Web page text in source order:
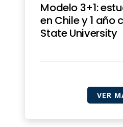
Modelo 3+1:
en Chile y 1 año
State University
VER